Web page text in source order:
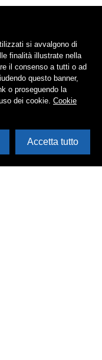
si avvalgono di
finalità illustrate nella
il consenso a tutti o ad
questo banner,
o proseguendo la
dei cookie. Cookie
Accetta tutto